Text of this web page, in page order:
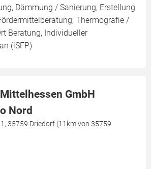
Dämmung / Sanierung, Erstellung
Thermografie /
Beratung, Individueller
(iSFP)
GmbH
Nord
35759 Driedorf (11km von 35759